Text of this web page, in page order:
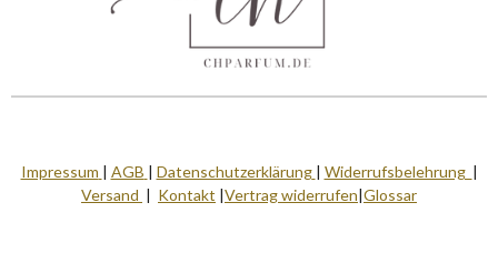
Impressum | AGB | Datenschutzerklärung | Widerrufsbelehrung |
Versand | Kontakt |Vertrag widerrufen|Glossar